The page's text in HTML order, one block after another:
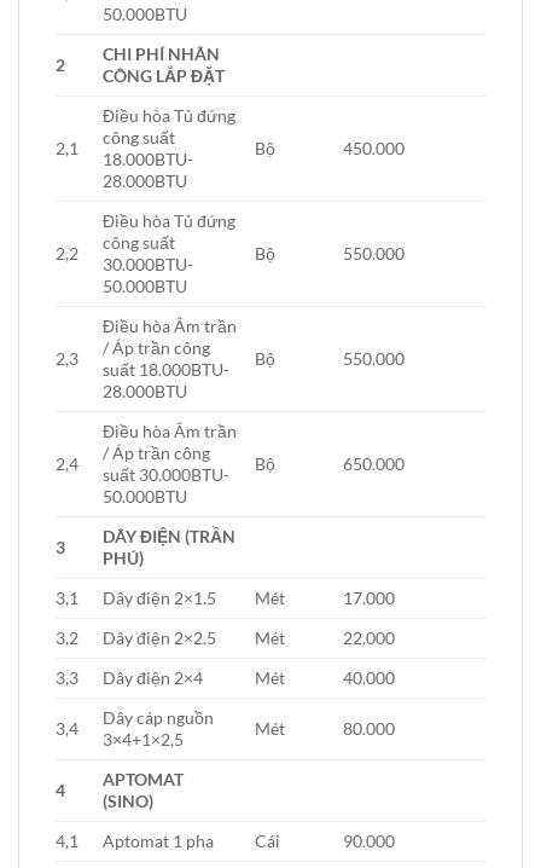
50.000BTU
2
CHI PHÍ NHÂN
CÔNG LẮP ĐẶT
2,1
Điều hòa Tủ đứng
công suất
18.000BTU-
28.000BTU
Bộ 450.000
2,2
Điều hòa Tủ đứng
công suất
30.000BTU-
50.000BTU
Bộ 550.000
2,3
Điều hòa Âm trần
/ Áp trần công
suất 18.000BTU-
28.000BTU
Bộ 550.000
2,4
Điều hòa Âm trần
/ Áp trần công
suất 30.000BTU-
50.000BTU
Bộ 650.000
3
DÂY ĐIỆN (TRẦN
PHÚ)
3,1
Dây điện 2×1.5 Mét
17.000
3,2
Dây điện 2×2.5 Mét
22.000
3,3
Dây điện 2×4 Mét 40.000
3,4
Dây cáp nguồn
3×4+1×2,5
Mét 80.000
4
APTOMAT
(SINO)
4,1
Aptomat 1 pha Cái
90.000